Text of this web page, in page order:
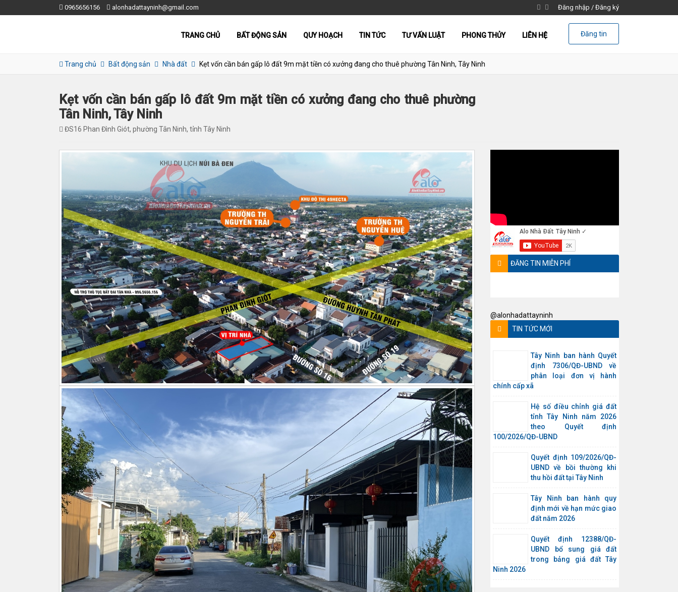
0965656156 alonhadattayninh@gmail.com Đăng nhập / Đăng ký
TRANG CHỦ BẤT ĐỘNG SẢN QUY HOẠCH TIN TỨC TƯ VẤN LUẬT PHONG THỦY LIÊN HỆ Đăng tin
Trang chủ Bất động sản Nhà đất Kẹt vốn cần bán gấp lô đất 9m mặt tiền có xưởng đang cho thuê phường Tân Ninh, Tây Ninh
Kẹt vốn cần bán gấp lô đất 9m mặt tiền có xưởng đang cho thuê phường
Tân Ninh, Tây Ninh
ĐS16 Phan Đình Giót, phường Tân Ninh, tỉnh Tây Ninh
ĐĂNG TIN MIỄN PHÍ
@alonhadattayninh
TIN TỨC MỚI
Tây Ninh ban hành Quyết
định 7306/QĐ-UBND về
phân loại đơn vị hành
chính cấp xã
Hệ số điều chỉnh giá đất
tỉnh Tây Ninh năm 2026
theo Quyết định
100/2026/QĐ-UBND
Quyết định 109/2026/QĐ-
UBND về bồi thường khi
thu hồi đất tại Tây Ninh
Tây Ninh ban hành quy
định mới về hạn mức giao
đất năm 2026
Quyết định 12388/QĐ-
UBND bổ sung giá đất
trong bảng giá đất Tây
Ninh 2026